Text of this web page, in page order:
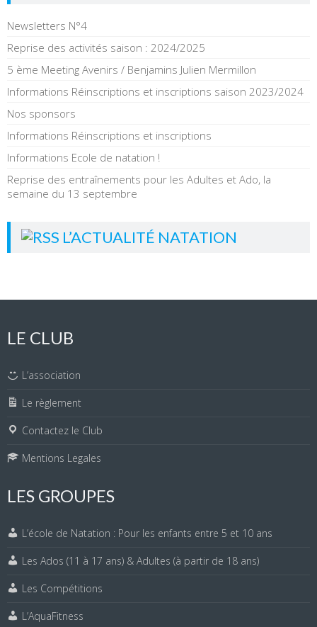
Newsletters N°4
Reprise des activités saison : 2024/2025
5 ème Meeting Avenirs / Benjamins Julien Mermillon
Informations Réinscriptions et inscriptions saison 2023/2024
Nos sponsors
Informations Réinscriptions et inscriptions
Informations Ecole de natation !
Reprise des entraînements pour les Adultes et Ado, la
semaine du 13 septembre
L’ACTUALITÉ NATATION
LE CLUB
L’association
Le règlement
Contactez le Club
Mentions Legales
LES GROUPES
L’école de Natation : Pour les enfants entre 5 et 10 ans
Les Ados (11 à 17 ans) & Adultes (à partir de 18 ans)
Les Compétitions
L’AquaFitness